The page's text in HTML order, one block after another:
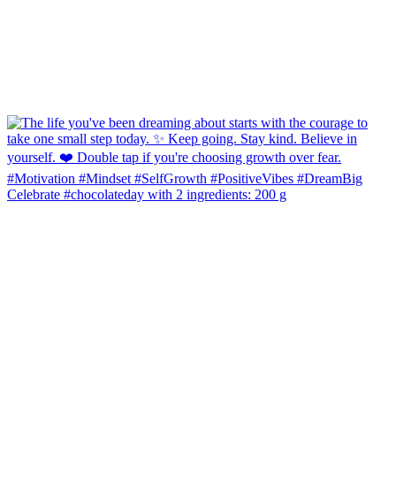
Celebrate #chocolateday with 2 ingredients: 200 g